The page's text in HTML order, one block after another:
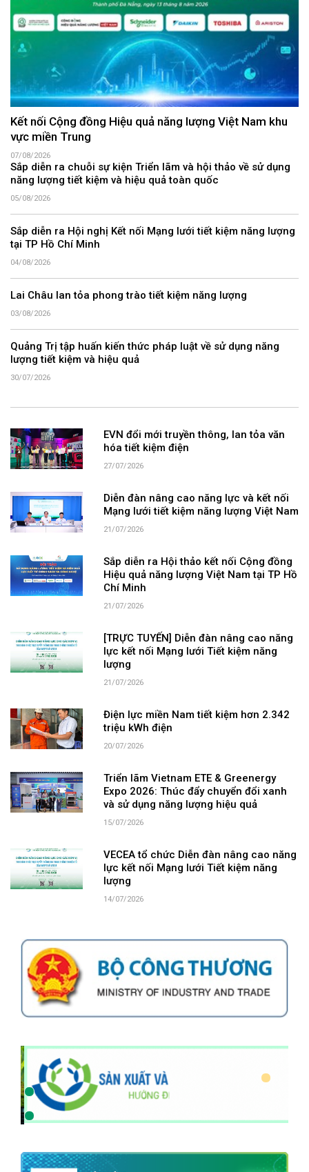
Kết nối Cộng đồng Hiệu quả năng lượng Việt Nam khu
vực miền Trung
07/08/2026
Sắp diễn ra chuỗi sự kiện Triển lãm và hội thảo về sử dụng
năng lượng tiết kiệm và hiệu quả toàn quốc
05/08/2026
Sắp diễn ra Hội nghị Kết nối Mạng lưới tiết kiệm năng lượng
tại TP Hồ Chí Minh
04/08/2026
Lai Châu lan tỏa phong trào tiết kiệm năng lượng
03/08/2026
Quảng Trị tập huấn kiến thức pháp luật về sử dụng năng
lượng tiết kiệm và hiệu quả
30/07/2026
EVN đổi mới truyền thông, lan tỏa văn
hóa tiết kiệm điện
27/07/2026
Diễn đàn nâng cao năng lực và kết nối
Mạng lưới tiết kiệm năng lượng Việt Nam
21/07/2026
Sắp diễn ra Hội thảo kết nối Cộng đồng
Hiệu quả năng lượng Việt Nam tại TP Hồ
Chí Minh
21/07/2026
[TRỰC TUYẾN] Diễn đàn nâng cao năng
lực kết nối Mạng lưới Tiết kiệm năng
lượng
21/07/2026
Điện lực miền Nam tiết kiệm hơn 2.342
triệu kWh điện
20/07/2026
Triển lãm Vietnam ETE & Greenergy
Expo 2026: Thúc đẩy chuyển đổi xanh
và sử dụng năng lượng hiệu quả
15/07/2026
VECEA tổ chức Diễn đàn nâng cao năng
lực kết nối Mạng lưới Tiết kiệm năng
lượng
14/07/2026